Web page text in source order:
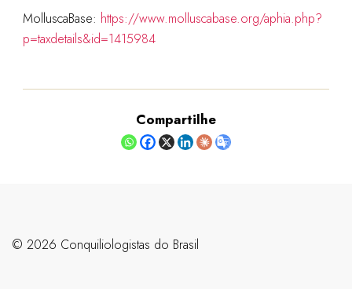
MolluscaBase: https://www.molluscabase.org/aphia.php?
p=taxdetails&id=1415984
Compartilhe
©️ 2026 Conquiliologistas do Brasil